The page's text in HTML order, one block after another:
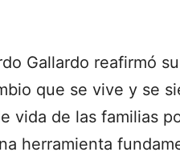
Gallardo reafirmó
que se vive y se
vida de las familias
herramienta